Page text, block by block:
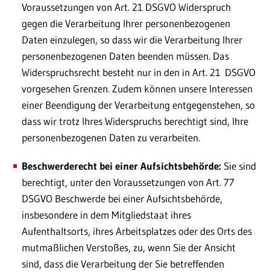
Voraussetzungen von Art. 21 DSGVO Widerspruch
gegen die Verarbeitung Ihrer personenbezogenen
Daten einzulegen, so dass wir die Verarbeitung Ihrer
personenbezogenen Daten beenden müssen. Das
Widerspruchsrecht besteht nur in den in Art. 21 DSGVO
vorgesehen Grenzen. Zudem können unsere Interessen
einer Beendigung der Verarbeitung entgegenstehen, so
dass wir trotz Ihres Widerspruchs berechtigt sind, Ihre
personenbezogenen Daten zu verarbeiten.
Beschwerderecht bei einer Aufsichtsbehörde: Sie sind
berechtigt, unter den Voraussetzungen von Art. 77
DSGVO Beschwerde bei einer Aufsichtsbehörde,
insbesondere in dem Mitgliedstaat ihres
Aufenthaltsorts, ihres Arbeitsplatzes oder des Orts des
mutmaßlichen Verstoßes, zu, wenn Sie der Ansicht
sind, dass die Verarbeitung der Sie betreffenden